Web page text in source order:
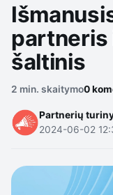
partneris
šaltinis
2 min. skaitymo0
Partnerių
2024-06-02